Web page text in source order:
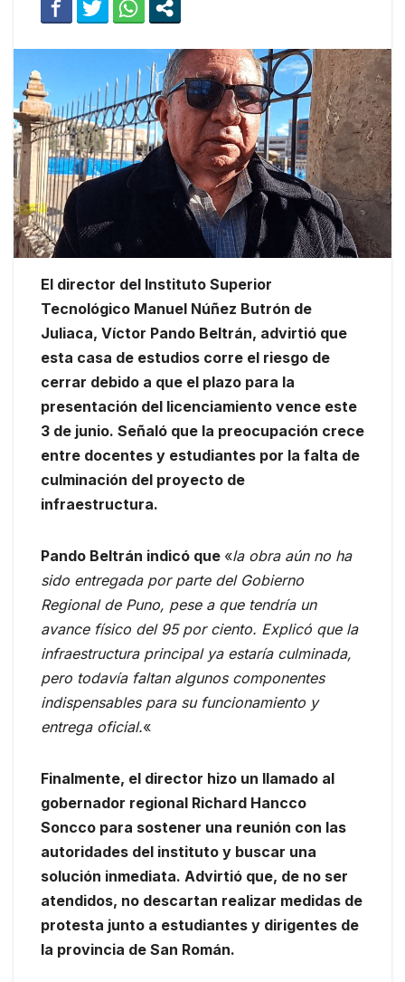
El director del Instituto Superior
Tecnológico Manuel Núñez Butrón de
Juliaca, Víctor Pando Beltrán, advirtió que
esta casa de estudios corre el riesgo de
cerrar debido a que el plazo para la
presentación del licenciamiento vence este
3 de junio. Señaló que la preocupación crece
entre docentes y estudiantes por la falta de
culminación del proyecto de
infraestructura.
Pando Beltrán indicó que «la obra aún no ha
sido entregada por parte del Gobierno
Regional de Puno, pese a que tendría un
avance físico del 95 por ciento. Explicó que la
infraestructura principal ya estaría culminada,
pero todavía faltan algunos componentes
indispensables para su funcionamiento y
entrega oficial.«
Finalmente, el director hizo un llamado al
gobernador regional Richard Hancco
Soncco para sostener una reunión con las
autoridades del instituto y buscar una
solución inmediata. Advirtió que, de no ser
atendidos, no descartan realizar medidas de
protesta junto a estudiantes y dirigentes de
la provincia de San Román.